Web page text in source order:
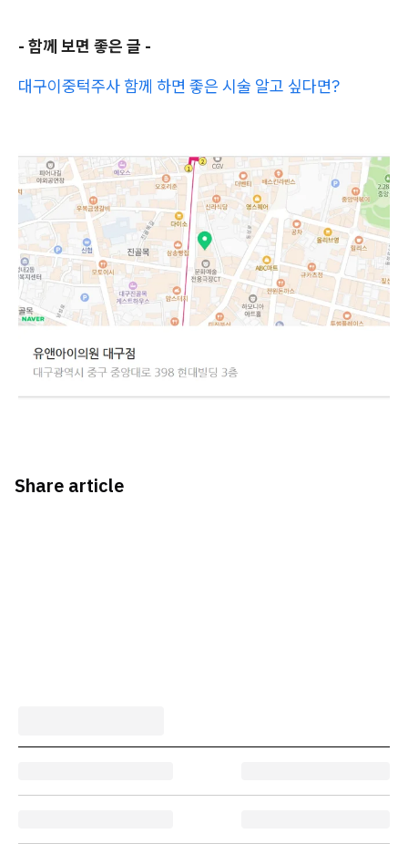
- 함께 보면 좋은 글 -
대구이중턱주사 함께 하면 좋은 시술 알고 싶다면?
Share article